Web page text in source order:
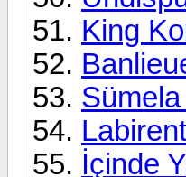
King
İçinde